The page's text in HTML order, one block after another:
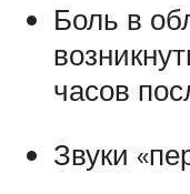
Боль в
часов
Звуки